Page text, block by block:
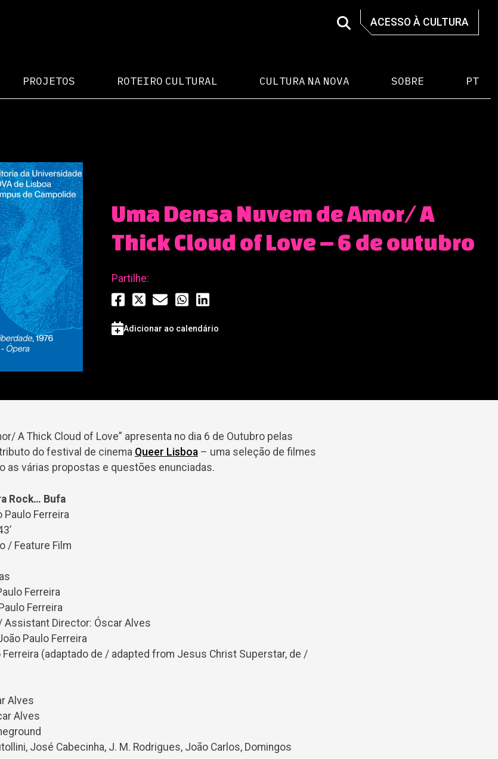
ACESSO À CULTURA
PROJETOS ROTEIRO CULTURAL CULTURA NA NOVA SOBRE PT
Uma Densa Nuvem de Amor/ A
Thick Cloud of Love – 6 de outubro
Partilhe:
Adicionar ao calendário
A Thick Cloud of Love” apresenta no dia 6 de Outubro pelas
do festival de cinema Queer Lisboa – uma seleção de filmes
as várias propostas e questões enunciadas.
Rock… Bufa
Paulo Ferreira
/ Feature Film
Ferreira
Ferreira
Director: Óscar Alves
Paulo Ferreira
(adaptado de / adapted from Jesus Christ Superstar, de /
Alves
Alves
José Cabecinha, J. M. Rodrigues, João Carlos, Domingos